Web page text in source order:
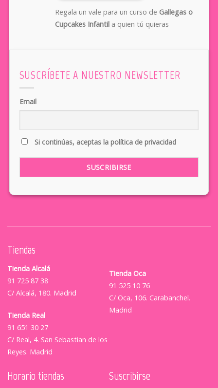
Regala un vale para un curso de Gallegas o
Cupcakes Infantila quien tú quieras
SUSCRÍBETE A NUESTRO NEWSLETTER
Email
Si continúas, aceptas la política de privacidad
Tiendas
Tienda Alcalá
91 725 87 38
C/ Alcalá, 180. Madrid
Tienda Real
91 651 30 27
C/ Real, 4. San Sebastian de los
Reyes. Madrid
Tienda Oca
91 525 10 76
C/ Oca, 106. Carabanchel.
Madrid
Horario tiendas Suscribirse